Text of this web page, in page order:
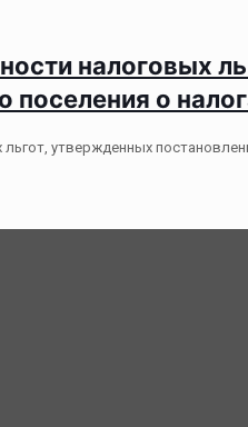
налоговых
о
утвержденных